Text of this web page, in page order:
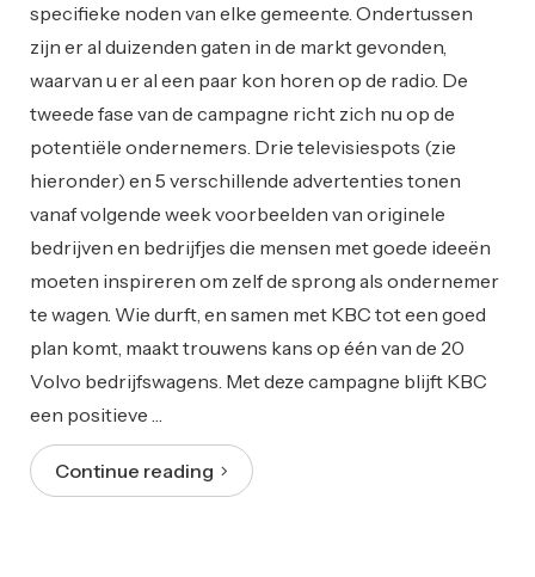
specifieke noden van elke gemeente. Ondertussen
zijn er al duizenden gaten in de markt gevonden,
waarvan u er al een paar kon horen op de radio. De
tweede fase van de campagne richt zich nu op de
potentiële ondernemers. Drie televisiespots (zie
hieronder) en 5 verschillende advertenties tonen
vanaf volgende week voorbeelden van originele
bedrijven en bedrijfjes die mensen met goede ideeën
moeten inspireren om zelf de sprong als ondernemer
te wagen. Wie durft, en samen met KBC tot een goed
plan komt, maakt trouwens kans op één van de 20
Volvo bedrijfswagens. Met deze campagne blijft KBC
een positieve …
Continue reading